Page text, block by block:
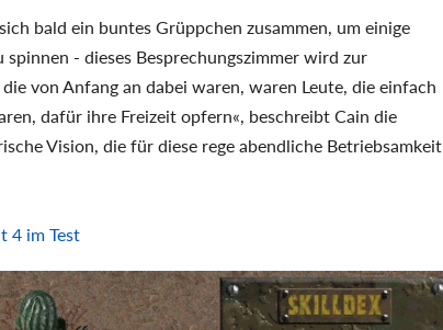
bald ein buntes Grüppchen zusammen, um einige
- dieses Besprechungszimmer wird zur
von Anfang an dabei waren, waren Leute, die einfach
dafür ihre Freizeit opfern«, beschreibt Cain die
Vision, die für diese rege abendliche Betriebsamkeit
4 im Test